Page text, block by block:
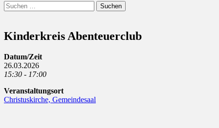
Suchen
Suchen
nach:
Kinderkreis Abenteuerclub
Datum/Zeit
26.03.2026
15:30 - 17:00
Veranstaltungsort
Christuskirche, Gemeindesaal